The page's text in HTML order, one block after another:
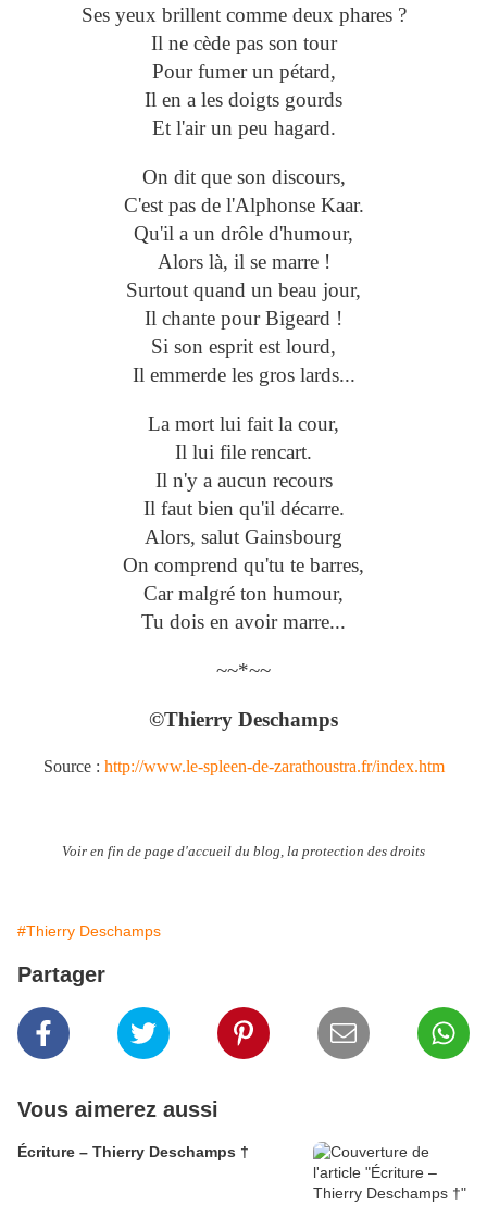
Ses yeux brillent comme deux phares ?
Il ne cède pas son tour
Pour fumer un pétard,
Il en a les doigts gourds
Et l'air un peu hagard.
On dit que son discours,
C'est pas de l'Alphonse Kaar.
Qu'il a un drôle d'humour,
Alors là, il se marre !
Surtout quand un beau jour,
Il chante pour Bigeard !
Si son esprit est lourd,
Il emmerde les gros lards...
La mort lui fait la cour,
Il lui file rencart.
Il n'y a aucun recours
Il faut bien qu'il décarre.
Alors, salut Gainsbourg
On comprend qu'tu te barres,
Car malgré ton humour,
Tu dois en avoir marre...
~~*~~
©Thierry Deschamps
Source : http://www.le-spleen-de-zarathoustra.fr/index.htm
Voir en fin de page d'accueil du blog, la protection des droits
#Thierry Deschamps
Partager
Vous aimerez aussi
Écriture – Thierry Deschamps †